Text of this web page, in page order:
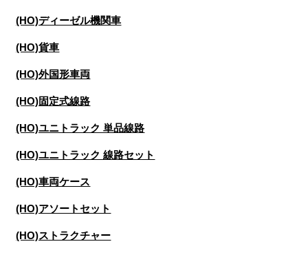
(HO)ディーゼル機関車
(HO)貨車
(HO)外国形車両
(HO)固定式線路
(HO)ユニトラック 単品線路
(HO)ユニトラック 線路セット
(HO)車両ケース
(HO)アソートセット
(HO)ストラクチャー